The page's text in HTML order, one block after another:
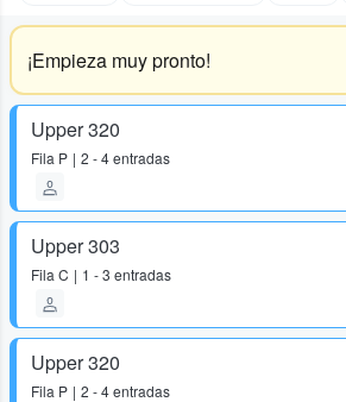
¡Empieza muy pronto!
Upper 320
Fila P 2 - 4 entradas
Upper 303
Fila C 1 - 3 entradas
Upper 320
Fila P 2 - 4 entradas